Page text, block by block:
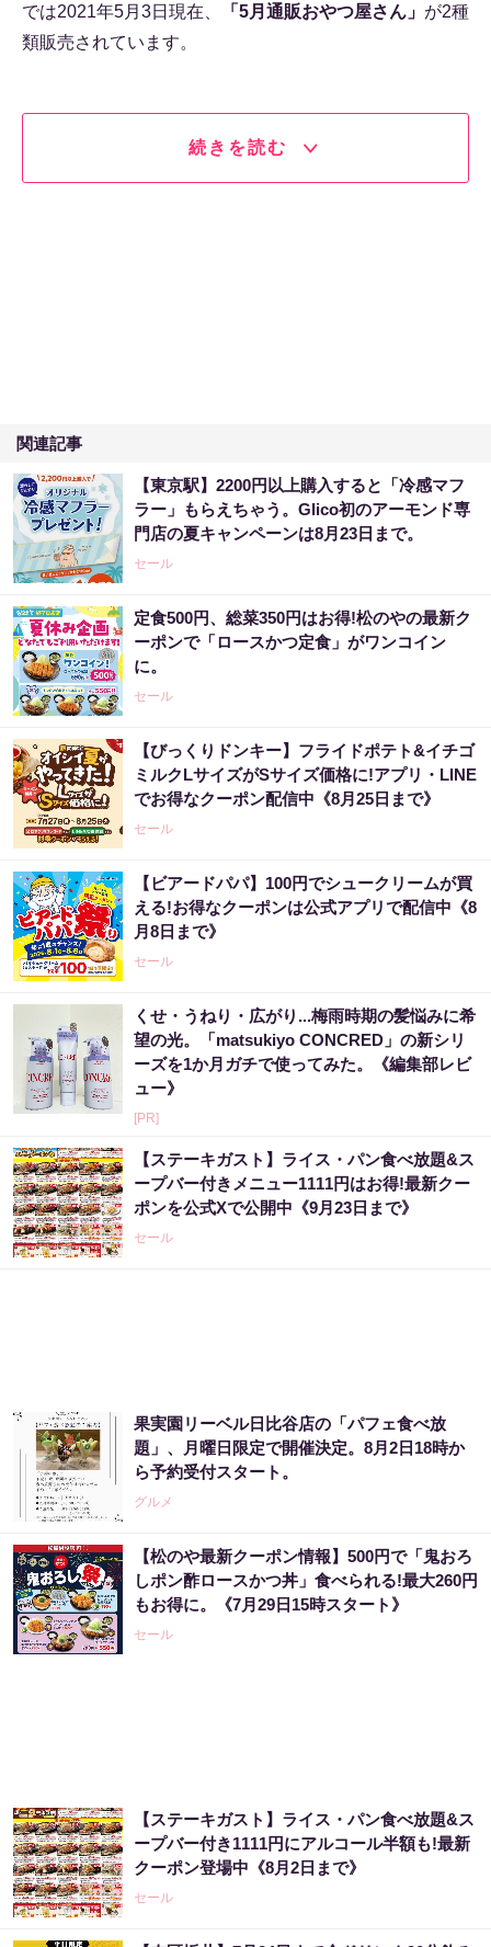
では2021年5月3日現在、
「5月通販おやつ屋さん」 が2種
類販売されています。
続きを読む
関連記事
【東京駅】2200円以上購入すると「冷感マフ
ラー」もらえちゃう。Glico初のアーモンド専
門店の夏キャンペーンは8月23日まで。
セール
定食500円、総菜350円はお得!松のやの最新ク
ーポンで「ロースかつ定食」がワンコイン
に。
セール
【びっくりドンキー】フライドポテト&イチゴ
ミルクLサイズがSサイズ価格に!アプリ・LINE
でお得なクーポン配信中《8月25日まで》
セール
【ビアードパパ】100円でシュークリームが買
える!お得なクーポンは公式アプリで配信中《8
月8日まで》
セール
くせ・うねり・広がり...梅雨時期の髪悩みに希
望の光。「matsukiyo CONCRED」の新シリ
ーズを1か月ガチで使ってみた。《編集部レビ
ュー》
[PR]
【ステーキガスト】ライス・パン食べ放題&ス
ープバー付きメニュー1111円はお得!最新クー
ポンを公式Xで公開中《9月23日まで》
セール
果実園リーベル日比谷店の「パフェ食べ放
題」、月曜日限定で開催決定。8月2日18時か
ら予約受付スタート。
グルメ
【松のや最新クーポン情報】500円で「鬼おろ
しポン酢ロースかつ丼」食べられる!最大260円
もお得に。《7月29日15時スタート》
セール
【ステーキガスト】ライス・パン食べ放題&ス
ープバー付き1111円にアルコール半額も!最新
クーポン登場中《8月2日まで》
セール